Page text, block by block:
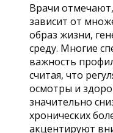
Врачи
зависит от
образ жизни,
среду. Многие
важность
считая, что
осмотры и
значительно
хронических
акцентируют